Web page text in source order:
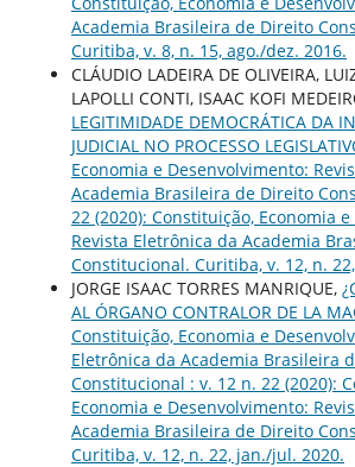
Academia Brasileira de Direito
Curitiba, v. 8, n. 15, ago./dez. 2016.
CLÁUDIO LADEIRA DE OLIVEIRA,
LAPOLLI CONTI, ISAAC KOFI
LEGITIMIDADE DEMOCRÁTICA DA
JUDICIAL NO PROCESSO
Economia e Desenvolvimento:
Academia Brasileira de Direito
22 (2020): Constituição, Economia
Revista Eletrônica da Academia
Constitucional. Curitiba, v. 12, n.
JORGE ISAAC TORRES MANRIQUE,
AL ÓRGANO CONTRALOR DE LA
Constituição, Economia e
Eletrônica da Academia Brasileira
Constitucional : v. 12 n. 22 (2020):
Economia e Desenvolvimento:
Academia Brasileira de Direito
Curitiba, v. 12, n. 22, jan./jul. 2020.